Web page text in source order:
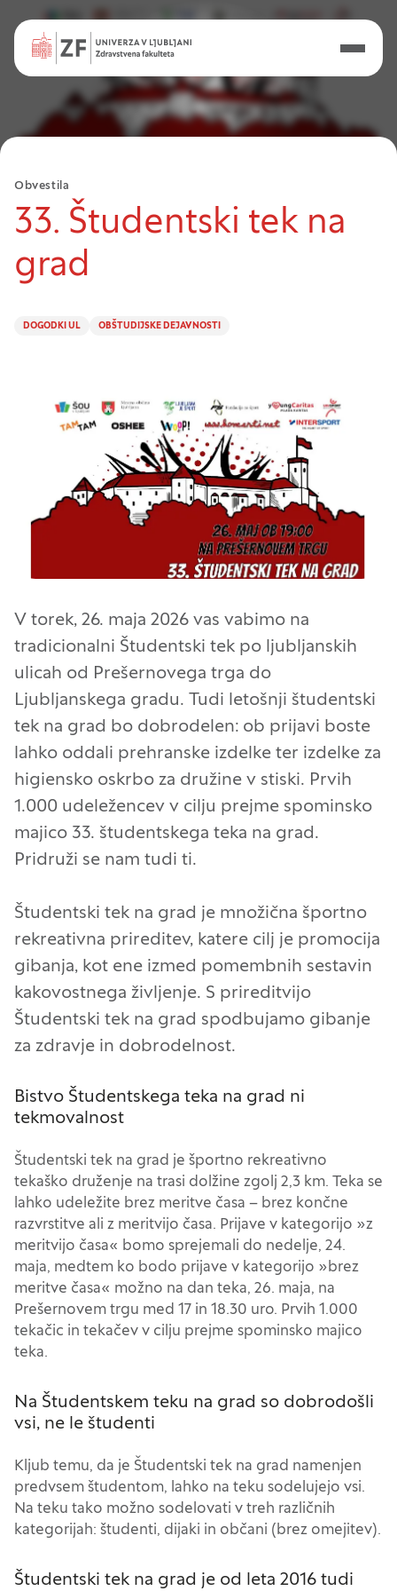
Obvestila
33. Študentski tek na
grad
DOGODKI UL OBŠTUDIJSKE DEJAVNOSTI
V torek, 26. maja 2026 vas vabimo na
tradicionalni Študentski tek po ljubljanskih
ulicah od Prešernovega trga do
Ljubljanskega gradu. Tudi letošnji študentski
tek na grad bo dobrodelen: ob prijavi boste
lahko oddali prehranske izdelke ter izdelke za
higiensko oskrbo za družine v stiski. Prvih
1.000 udeležencev v cilju prejme spominsko
majico 33. študentskega teka na grad.
Pridruži se nam tudi ti.
Študentski tek na grad je množična športno
rekreativna prireditev, katere cilj je promocija
gibanja, kot ene izmed pomembnih sestavin
kakovostnega življenje. S prireditvijo
Študentski tek na grad spodbujamo gibanje
za zdravje in dobrodelnost.
Bistvo Študentskega teka na grad ni
tekmovalnost
Študentski tek na grad je športno rekreativno
tekaško druženje na trasi dolžine zgolj 2,3 km. Teka se
lahko udeležite brez meritve časa – brez končne
razvrstitve ali z meritvijo časa. Prijave v kategorijo »z
meritvijo časa« bomo sprejemali do nedelje, 24.
maja, medtem ko bodo prijave v kategorijo »brez
meritve časa« možno na dan teka, 26. maja, na
Prešernovem trgu med 17 in 18.30 uro. Prvih 1.000
tekačic in tekačev v cilju prejme spominsko majico
teka.
Na Študentskem teku na grad so dobrodošli
vsi, ne le študenti
Kljub temu, da je Študentski tek na grad namenjen
predvsem študentom, lahko na teku sodelujejo vsi.
Na teku tako možno sodelovati v treh različnih
kategorijah: študenti, dijaki in občani (brez omejitev).
Študentski tek na grad je od leta 2016 tudi
Nastavitve piškotkov
Vaša zasebnost
lahko shrani ali pridobi informacije iz vašega
brskalnika, večinoma v obliki piškotkov. Te
informacije se lahko navezujejo na vas, vaše
nastavitve, vašo napravo ali pa skrbijo, da vaše
spletno mesto deluje v skladu z vašimi
pričakovanji. Te informacije običajno ne razkrivajo
neposredno vaše identitete, vendar vam lahko
zagotovijo bolj prilagojeno spletno uporabniško
Klikajte različna imena kategorij, da si ogledate več